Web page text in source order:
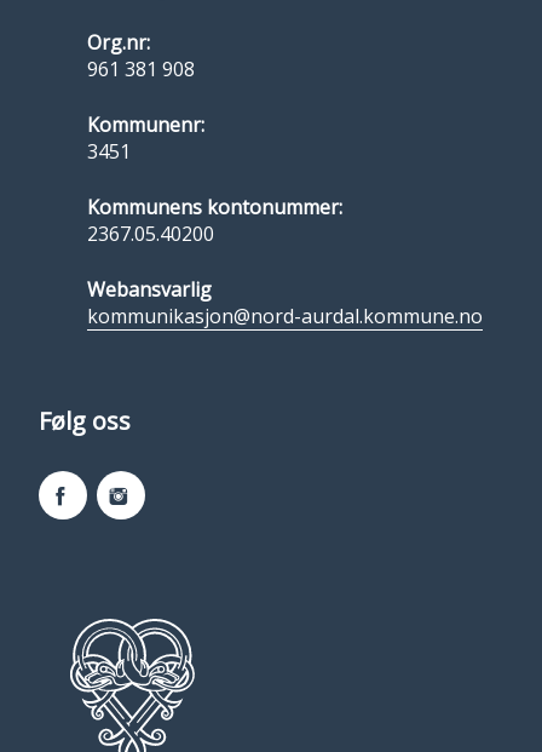
Org.nr:
961 381 908
Kommunenr:
3451
Kommunens kontonummer:
2367.05.40200
Webansvarlig
kommunikasjon@nord-aurdal.kommune.no
Følg oss
FacebookInstagram